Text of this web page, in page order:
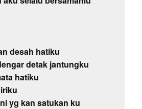
desah hatiku
detak jantungku
hatiku
yg kan satukan ku